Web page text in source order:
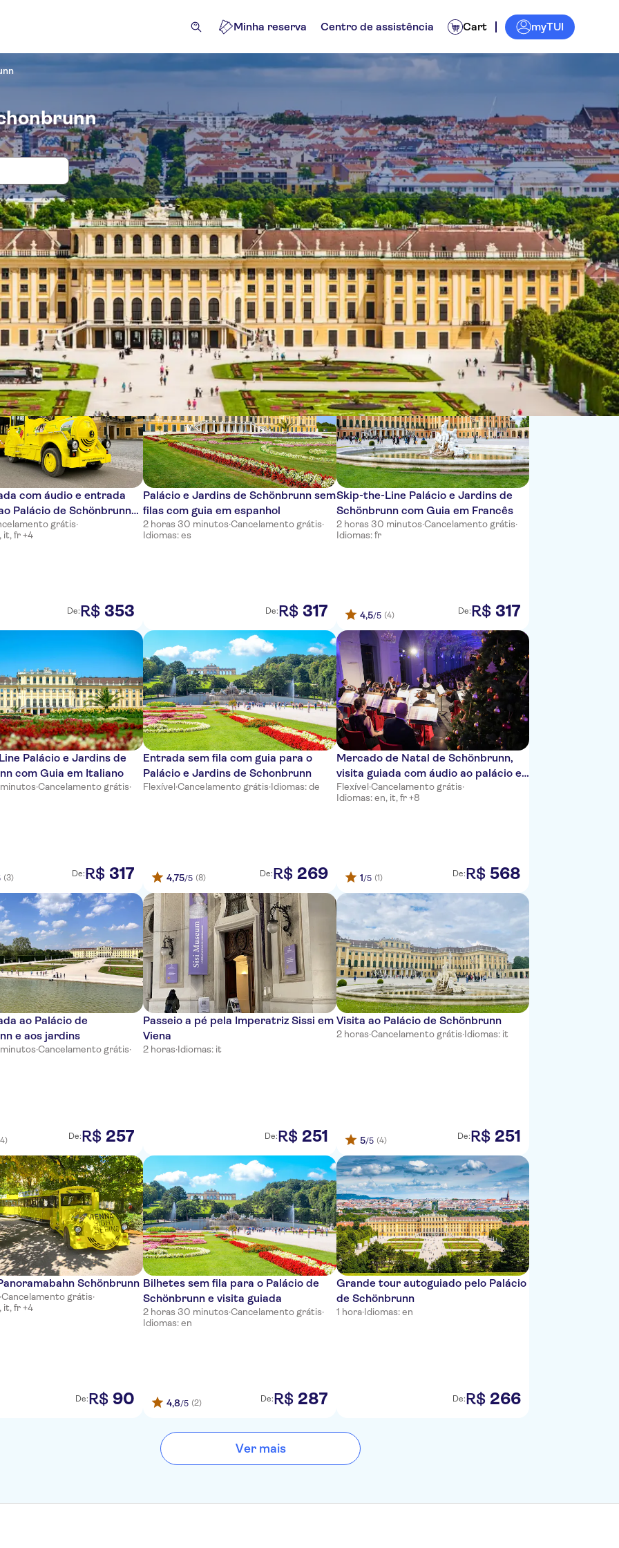
Minha reserva Centro de assistência Cart myTUI
bilhetes para Palácio de Schonbrunn
e visitas guiadas Excursões e passeios de um dia Atividades Bilhetes e eventos Experiências para os locais
Ordenar por:
com áudio e entrada
Palácio de Schönbrunn
Tram
grátis·
it, fr +4
De:R$ 353
Palácio e Jardins de Schönbrunn sem
filas com guia em espanhol
2 horas 30 minutos·Cancelamento grátis·
Idiomas: es
De:R$ 317
Skip-the-Line Palácio e Jardins de
Schönbrunn com Guia em Francês
2 horas 30 minutos·Cancelamento grátis·
Idiomas: fr
4,5/5 (4) De:R$ 317
Palácio e Jardins de
com Guia em Italiano
·Cancelamento grátis·
(3) De:R$ 317
Entrada sem fila com guia para o
Palácio e Jardins de Schonbrunn
Flexível·Cancelamento grátis·Idiomas: de
4,75/5 (8) De:R$ 269
Mercado de Natal de Schönbrunn,
visita guiada com áudio ao palácio e
concerto
Flexível·Cancelamento grátis·
Idiomas: en, it, fr +8
1/5 (1) De:R$ 568
ao Palácio de
e aos jardins
·Cancelamento grátis·
De:R$ 257
Passeio a pé pela Imperatriz Sissi em
Viena
2 horas·Idiomas: it
De:R$ 251
Visita ao Palácio de Schönbrunn
2 horas·Cancelamento grátis·Idiomas: it
5/5 (4) De:R$ 251
Schönbrunn
·Cancelamento grátis·
it, fr +4
De:R$ 90
Bilhetes sem fila para o Palácio de
Schönbrunn e visita guiada
2 horas 30 minutos·Cancelamento grátis·
Idiomas: en
4,8/5 (2) De:R$ 287
Grande tour autoguiado pelo Palácio
de Schönbrunn
1 hora·Idiomas: en
De:R$ 266
Ver mais